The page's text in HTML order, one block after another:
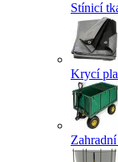
Stínicí
Krycí